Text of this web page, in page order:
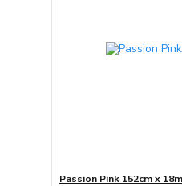
Passion Pink 152cm x 18m